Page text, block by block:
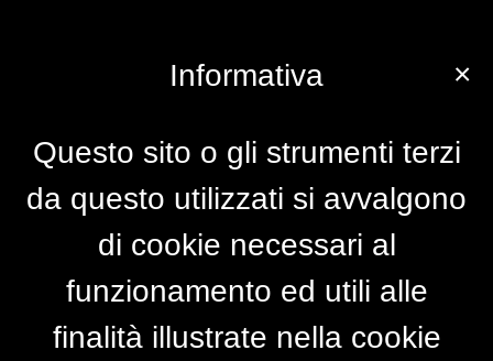
×
Informativa
Questo sito o gli strumenti terzi
da questo utilizzati si avvalgono
di cookie necessari al
funzionamento ed utili alle
finalità illustrate nella cookie